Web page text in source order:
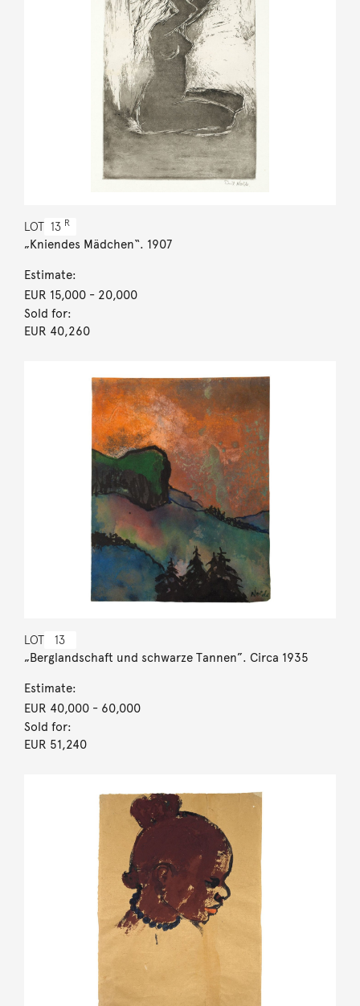
LOT 13 R
„Kniendes Mädchen“. 1907
Estimate:
EUR 15,000- 20,000
Sold for:
EUR 40,260
LOT 13
„Berglandschaft und schwarze Tannen”. Circa 1935
Estimate:
EUR 40,000- 60,000
Sold for:
EUR 51,240